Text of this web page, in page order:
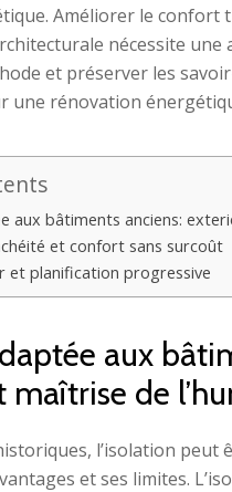
Améliorer le
nécessite
et préserver les
une rénovation
aux bâtiments anciens:
et confort sans surcoût
et planification progressive
aux
maîtrise de
l’isolation
et ses limites.